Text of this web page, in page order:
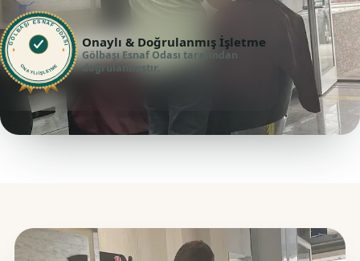
GÖLBAŞI ESNAF ODASI
ONAYLI İŞLETME
Onaylı & Doğrulanmış İşletme
Gölbaşı Esnaf Odası tarafından
doğrulanmıştır.